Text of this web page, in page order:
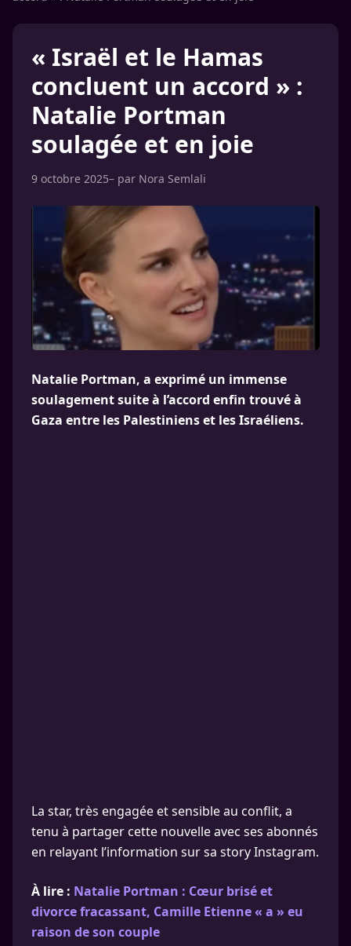
« Israël et le Hamas
concluent un accord » :
Natalie Portman
soulagée et en joie
9 octobre 2025– par Nora Semlali
Natalie Portman, a exprimé un immense
soulagement suite à l’accord enfin trouvé à
Gaza entre les Palestiniens et les Israéliens.
La star, très engagée et sensible au conflit, a
tenu à partager cette nouvelle avec ses abonnés
en relayant l’information sur sa story Instagram.
À lire : Natalie Portman : Cœur brisé et
divorce fracassant, Camille Etienne « a » eu
raison de son couple